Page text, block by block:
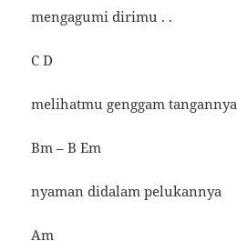
mengagumi dirimu . .
C D
melihatmu genggam tangannya
Bm – B Em
nyaman didalam pelukannya
Am